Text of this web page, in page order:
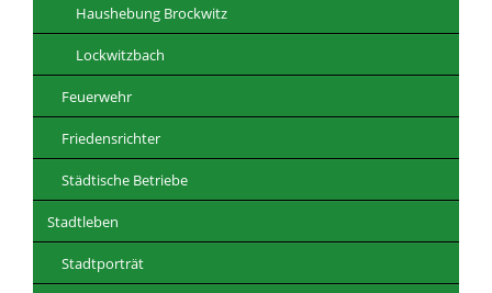
Haushebung Brockwitz
Lockwitzbach
Feuerwehr
Friedensrichter
Städtische Betriebe
Stadtleben
Stadtporträt